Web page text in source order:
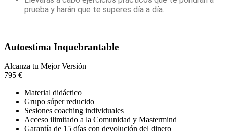
prueba y harán que te superes día a día.
Autoestima Inquebrantable
Alcanza tu Mejor Versión
795 €
Material didáctico
Grupo súper reducido
Sesiones coaching individuales
Acceso ilimitado a la Comunidad y Mastermind
Garantía de 15 días con devolución del dinero